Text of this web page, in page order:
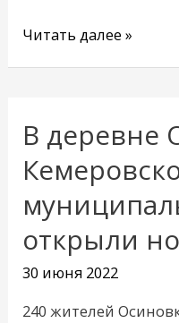
Читать далее »
В деревне
открыли
30 июня 2022
240 жителей
В
деревне
Осиновка
Кемеровского
муниципального
округа
открыли
новый